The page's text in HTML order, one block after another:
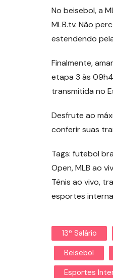
No beisebol, a
MLB.tv. Não
estendendo
Finalmente,
etapa 3 às
transmitida no
Desfrute ao
conferir suas
Tags: futebol
Open, MLB ao
Tênis ao vivo,
esportes
13º Salário
Beisebol
Esportes